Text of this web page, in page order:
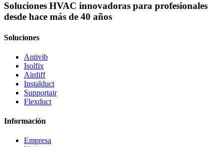
Soluciones HVAC innovadoras para profesionales
desde hace más de 40 años
Soluciones
Antivib
Isolfix
Airdiff
Instalduct
Supportair
Flexduct
Información
Empresa